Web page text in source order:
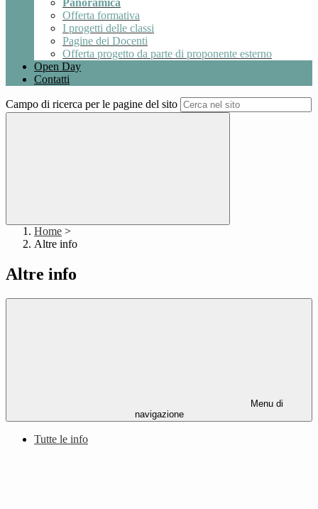
Panoramica
Offerta formativa
I progetti delle classi
Pagine dei Docenti
Offerta progetto da parte di proponente esterno
Open Day
Contatti
Campo di ricerca per le pagine del sito
Home >
Altre info
Altre info
Menu di
navigazione
Tutte le info